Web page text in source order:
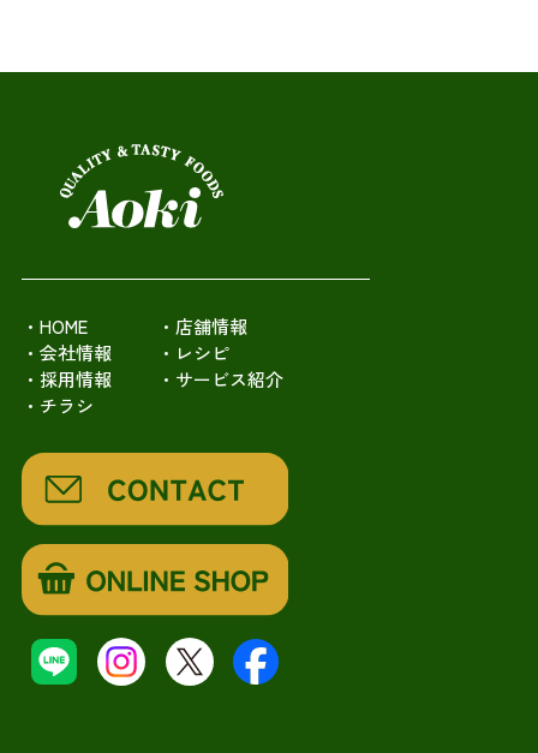
・HOME
・店舗情報
・会社情報
・レシピ
・採用情報
・サービス紹介
・チラシ